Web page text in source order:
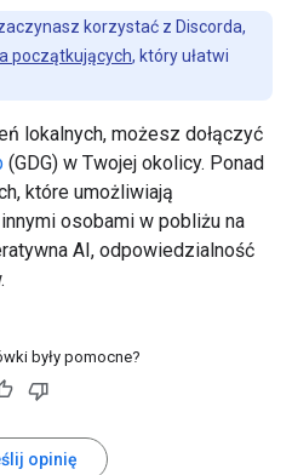
korzystać z Discorda,
początkujących, który ułatwi
lokalnych, możesz dołączyć
(GDG) w Twojej okolicy. Ponad
które umożliwiają
osobami w pobliżu na
AI, odpowiedzialność
były pomocne?
opinię